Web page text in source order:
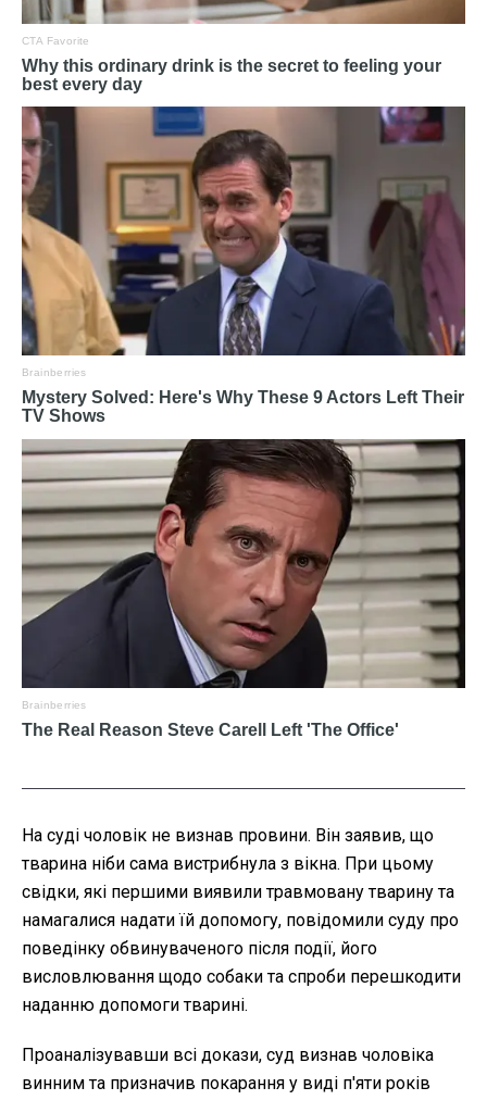
На суді чоловік не визнав провини. Він заявив, що
тварина ніби сама вистрибнула з вікна. При цьому
свідки, які першими виявили травмовану тварину та
намагалися надати їй допомогу, повідомили суду про
поведінку обвинуваченого після події, його
висловлювання щодо собаки та спроби перешкодити
наданню допомоги тварині.
Проаналізувавши всі докази, суд визнав чоловіка
винним та призначив покарання у виді п'яти років